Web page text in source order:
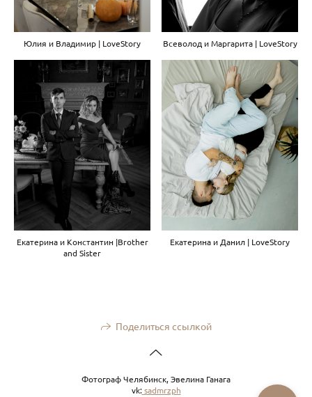
Юлия и Владимир | LoveStory Всеволод и Маргарита | LoveStory
Екатерина и Константин |Brother
and Sister
Екатерина и Данил | LoveStory
Поделиться ссылкой
Фотограф Челябинск, Эвелина Ганага
vk:sadmrzph